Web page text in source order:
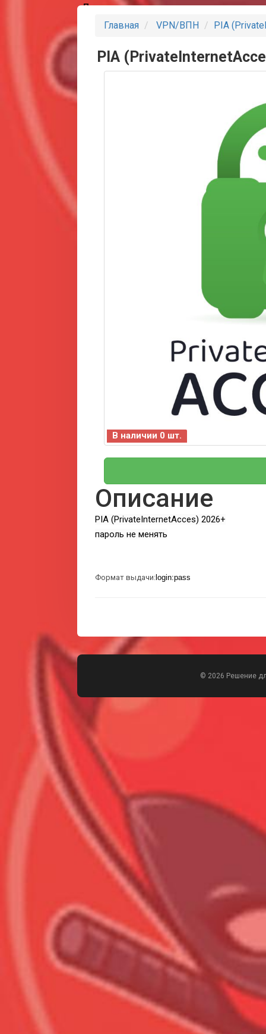
Партнеры
Главная VPN/ВПН PIA
PIA
В наличии 0 шт.
Описание
PIA (PrivateInternetAcces) 2026+
пароль не менять
Формат выдачи: login:pass
© 2026 Решение
Всего позиций в корзине
Всего товара в корзине
Сумма к оплате (без